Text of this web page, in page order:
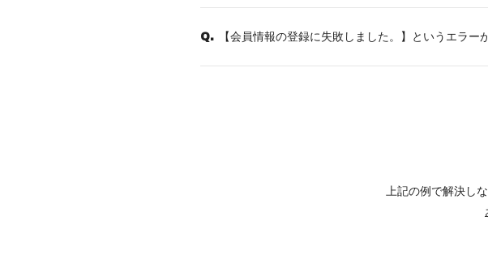
Q. 【会員情報の登録に失敗しました。】というエラー
上記の例で解決し